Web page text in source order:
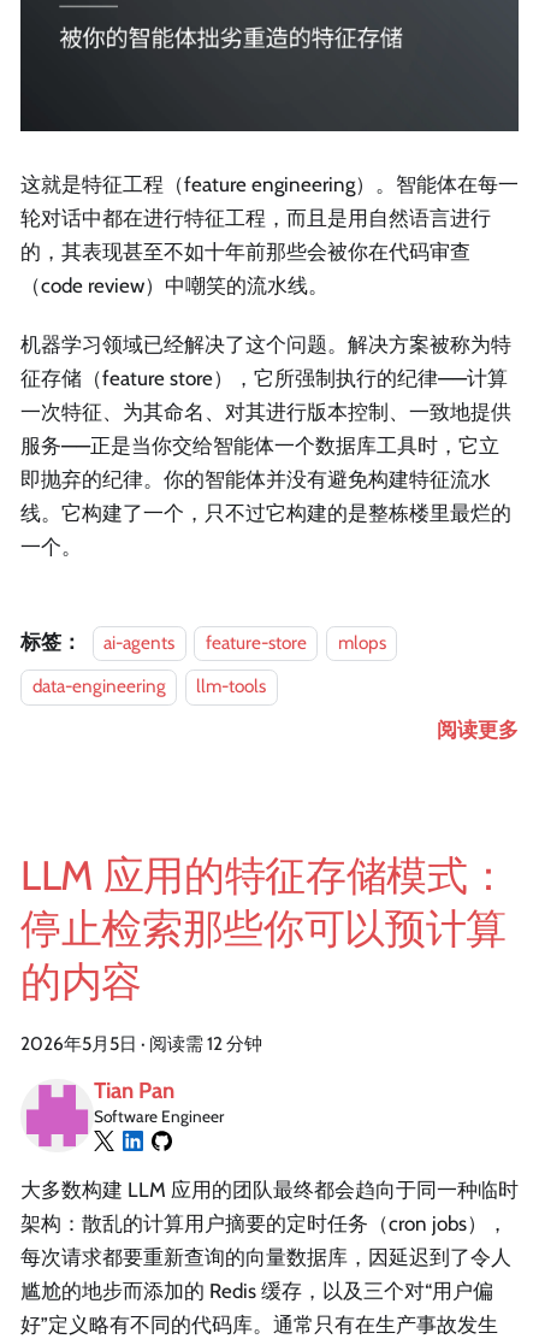
这就是特征工程（feature engineering）。智能体在每一
轮对话中都在进行特征工程，而且是用自然语言进行
的，其表现甚至不如十年前那些会被你在代码审查
（code review）中嘲笑的流水线。
机器学习领域已经解决了这个问题。解决方案被称为特
征存储（feature store），它所强制执行的纪律——计算
一次特征、为其命名、对其进行版本控制、一致地提供
服务——正是当你交给智能体一个数据库工具时，它立
即抛弃的纪律。你的智能体并没有避免构建特征流水
线。它构建了一个，只不过它构建的是整栋楼里最烂的
一个。
标签： ai-agents feature-store
mlops
data-engineering
llm-tools
阅读更多
LLM 应用的特征存储模式：
停止检索那些你可以预计算
的内容
2026年5月5日 · 阅读需 12 分钟
Tian Pan
Software Engineer
大多数构建 LLM 应用的团队最终都会趋向于同一种临时
架构：散乱的计算用户摘要的定时任务（cron jobs），
每次请求都要重新查询的向量数据库，因延迟到了令人
尴尬的地步而添加的 Redis 缓存，以及三个对“用户偏
好”定义略有不同的代码库。通常只有在生产事故发生